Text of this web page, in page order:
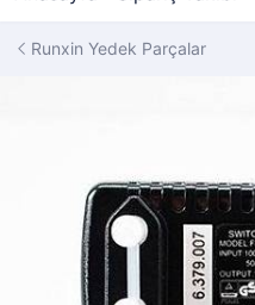
Runxin Yedek Parçalar